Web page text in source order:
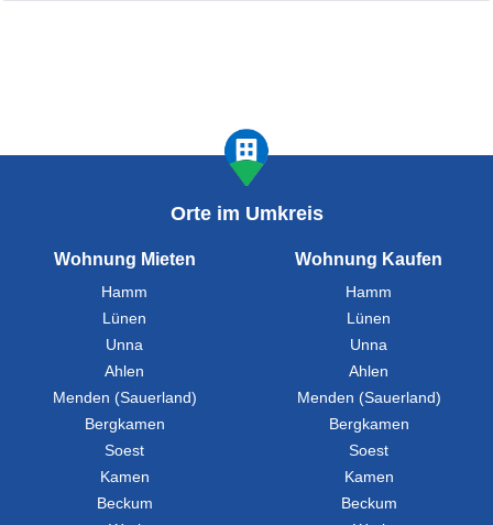
Orte im Umkreis
Wohnung Mieten
Hamm
Lünen
Unna
Ahlen
Menden (Sauerland)
Bergkamen
Soest
Kamen
Beckum
Wohnung Kaufen
Hamm
Lünen
Unna
Ahlen
Menden (Sauerland)
Bergkamen
Soest
Kamen
Beckum